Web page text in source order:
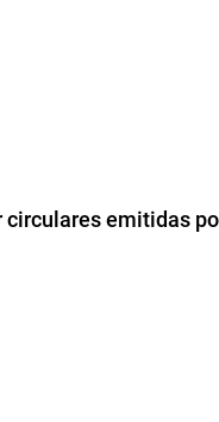
circulares emitidas